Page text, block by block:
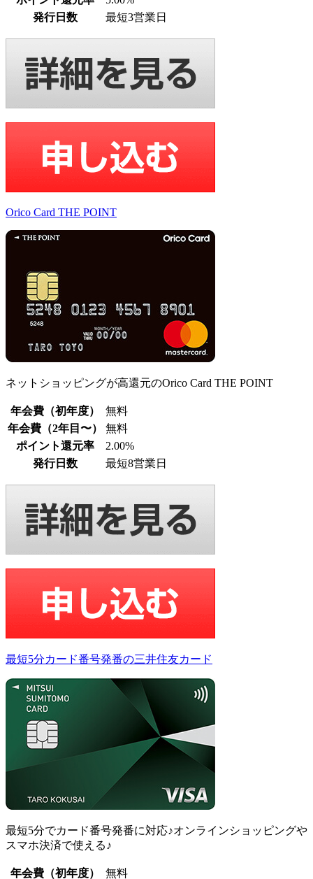
発行日数
最短3営業日
Orico Card THE POINT
ネットショッピングが高還元のOrico Card THE POINT
年会費（初年度）
無料
年会費（2年目〜）
無料
ポイント還元率
2.00%
発行日数
最短8営業日
最短5分カード番号発番の三井住友カード
最短5分でカード番号発番に対応♪オンラインショッピングや
スマホ決済で使える♪
年会費（初年度） 無料